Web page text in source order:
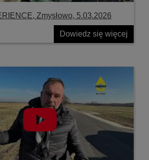
Zmysłowo, 5.03.2026
Dowiedz się więcej